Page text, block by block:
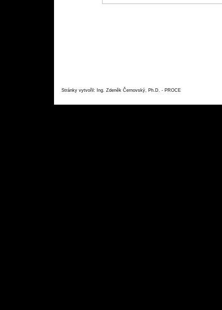
Stránky vytvořil: Ing. Zdeněk Černovský, Ph.D. - PROC E